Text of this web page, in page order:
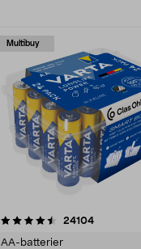
Multibuy
24104
AA-batterier
4.5av 5 stjerner